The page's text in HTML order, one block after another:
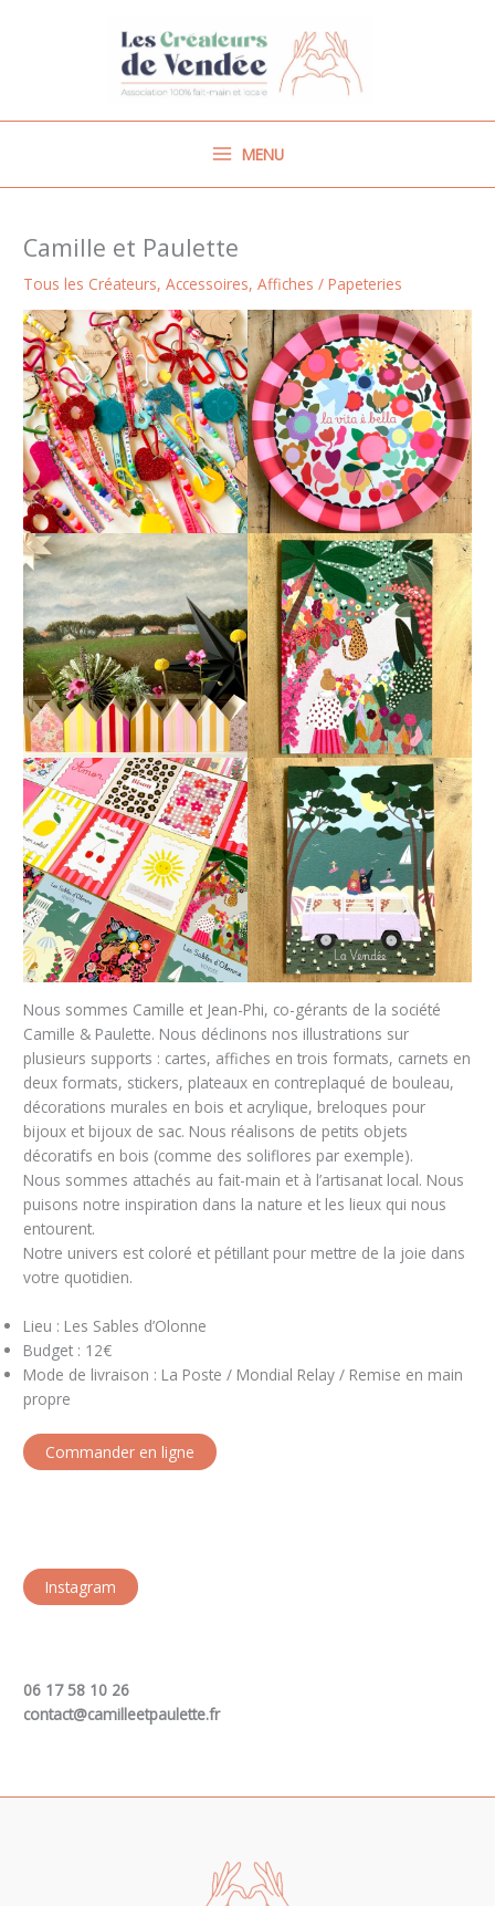
MENU
Camille et Paulette
Tous les Créateurs,Accessoires,Affiches / Papeteries
Nous sommes Camille et Jean-Phi, co-gérants de la société
Camille & Paulette. Nous déclinons nos illustrations sur
plusieurs supports : cartes, affiches en trois formats, carnets en
deux formats, stickers, plateaux en contreplaqué de bouleau,
décorations murales en bois et acrylique, breloques pour
bijoux et bijoux de sac. Nous réalisons de petits objets
décoratifs en bois (comme des soliflores par exemple).
Nous sommes attachés au fait-main et à l’artisanat local. Nous
puisons notre inspiration dans la nature et les lieux qui nous
entourent.
Notre univers est coloré et pétillant pour mettre de la joie dans
votre quotidien.
Lieu : Les Sables d’Olonne
Budget : 12€
Mode de livraison : La Poste / Mondial Relay / Remise en main
propre
Commander en ligne
Instagram
06 17 58 10 26
contact@camilleetpaulette.fr